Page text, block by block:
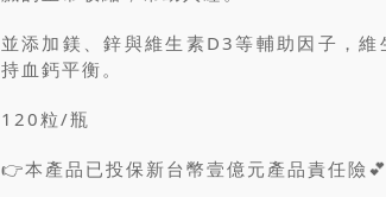
並添加鎂、鋅與維生素D3等輔助因子，
持血鈣平衡。
120粒/瓶
👉本產品已投保新台幣壹億元產品責任險💕